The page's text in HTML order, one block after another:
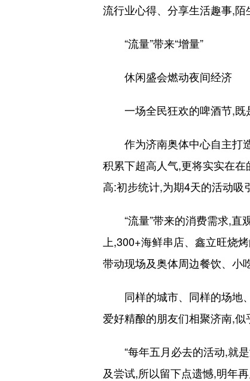
流行业心得、分享生活趣事,
“流量”带来“增量”
休闲盛会燃动夜间经济
一场全民狂欢的啤酒节,既是
作为济南奥体中心自主打造
积累下超高人气,更将实实在
高:初步统计,为期4天的活动吸
“流量”带来的消费需求,直
上,300+海鲜串店、鑫立旺烧
带动现场及奥体周边餐饮、小
同样的城市、同样的场地、
爱好精酿的朋友们相聚济南,似
“每年五月必去的活动,就是
及尝试,所以留下点遗憾,明年